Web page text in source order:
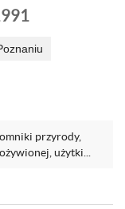
przyrody,
użytki...